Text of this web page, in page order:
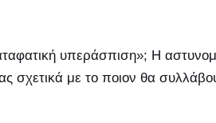
υπεράσπιση»; Η
σχετικά με το ποιον θα